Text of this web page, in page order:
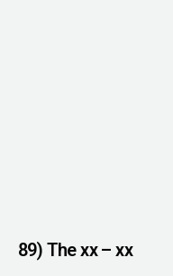
89) The xx – xx